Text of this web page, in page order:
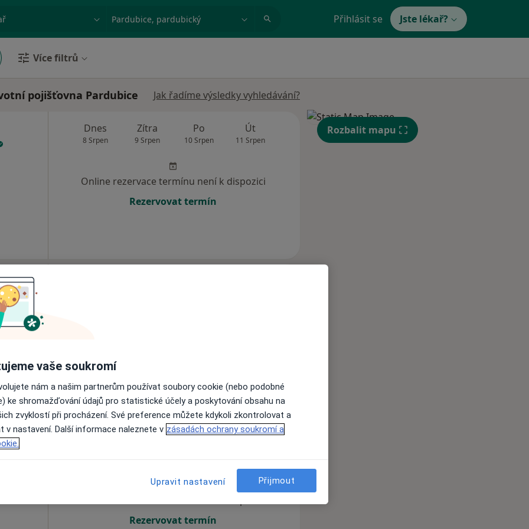
nemoc nebo příjmení Přihlásit se Jste lékař?
Více filtrů
pojišťovna Pardubice Jak řadíme výsledky vyhledávání?
Dnes
8 Srpen
Zítra
9 Srpen
Po
10 Srpen
Út
11 Srpen
Čt Pá
14 Srpen
Online rezervace termínu není k dispozici
Rezervovat termín
000 kč
Rezervovat termín
Rozbalit mapu
vaše soukromí
nám a našim partnerům používat soubory cookie (nebo podobné
ke shromažďování údajů pro statistické účely a poskytování obsahu na
zvyklostí při procházení. Své preference můžete kdykoli zkontrolovat a
v nastavení. Další informace naleznete v zásadách ochrany soukromí a
Upravit nastavení Přijmout